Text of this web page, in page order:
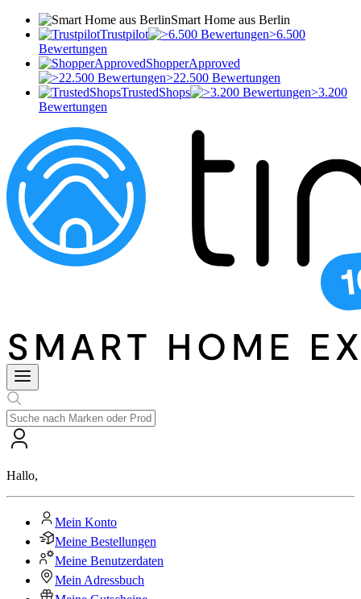
Smart Home aus Berlin
Trustpilot
>6.500
Bewertungen
ShopperApproved
>22.500 Bewertungen
TrustedShops
>3.200
Bewertungen
Hallo,
Mein Konto
Meine Bestellungen
Meine Benutzerdaten
Mein Adressbuch